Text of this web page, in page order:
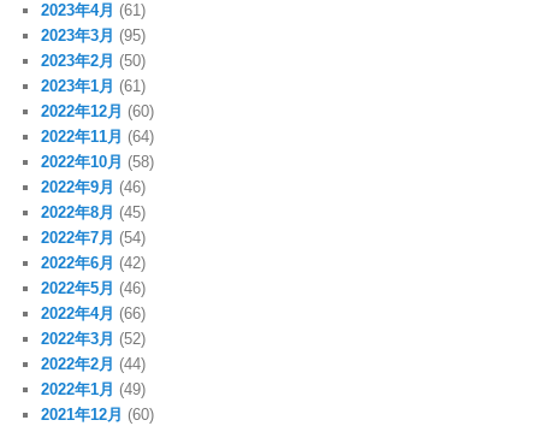
2023年4月 (61)
2023年3月 (95)
2023年2月 (50)
2023年1月 (61)
2022年12月 (60)
2022年11月 (64)
2022年10月 (58)
2022年9月 (46)
2022年8月 (45)
2022年7月 (54)
2022年6月 (42)
2022年5月 (46)
2022年4月 (66)
2022年3月 (52)
2022年2月 (44)
2022年1月 (49)
2021年12月 (60)